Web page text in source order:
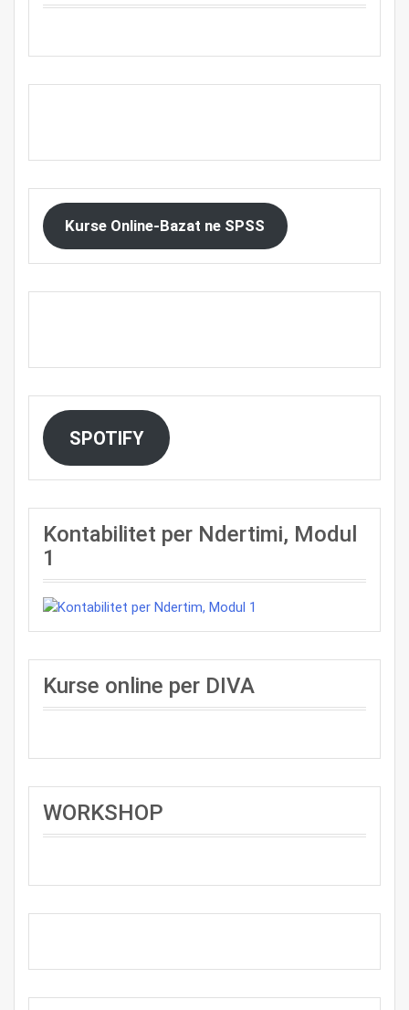
Kurse Online-Bazat ne SPSS
SPOTIFY
Kontabilitet per Ndertimi, Modul
1
Kurse online per DIVA
WORKSHOP